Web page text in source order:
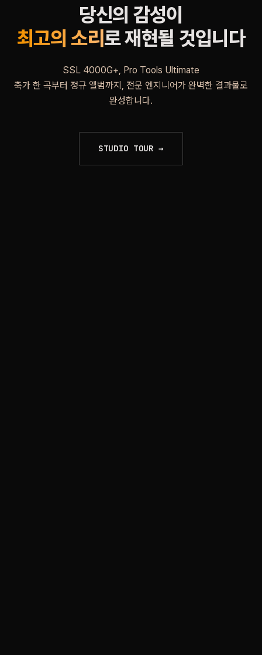
당신의 감성이
최고의 소리 로 재현될 것입니다
SSL 4000G+, Pro Tools Ultimate
축가 한 곡부터 정규 앨범까지, 전문 엔지니어가 완벽한 결과물로
완성합니다.
STUDIO TOUR →